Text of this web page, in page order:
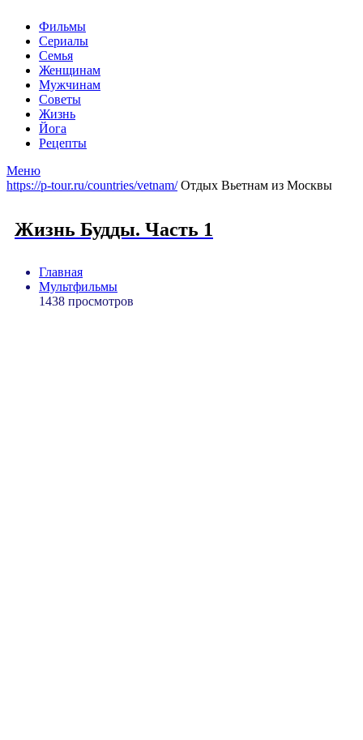
Фильмы
Сериалы
Семья
Женщинам
Мужчинам
Советы
Жизнь
Йога
Рецепты
Меню
https://p-tour.ru/countries/vetnam/Отдых Вьетнам из Москвы
Жизнь Будды. Часть 1
Главная
Мультфильмы
1438 просмотров